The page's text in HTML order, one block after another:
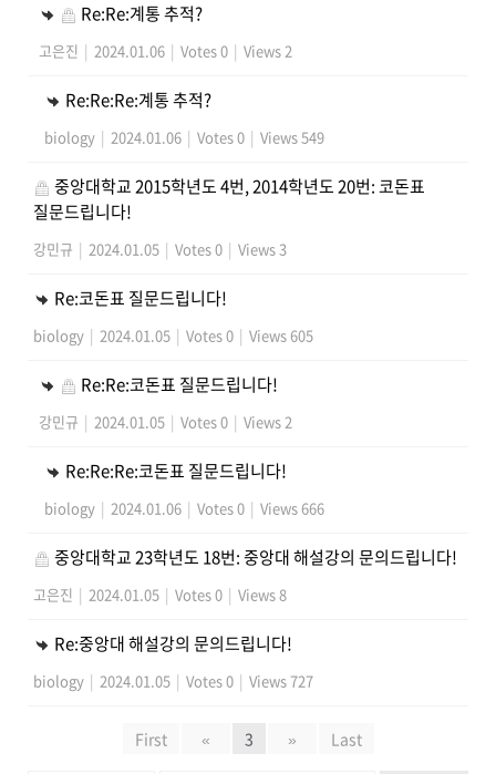
Re:Re:계통 추적?
고은진 | 2024.01.06 | Votes 0 | Views 2
Re:Re:Re:계통 추적?
biology | 2024.01.06 | Votes 0 | Views 549
중앙대학교 2015학년도 4번, 2014학년도 20번: 코돈표
질문드립니다!
강민규 | 2024.01.05 | Votes 0 | Views 3
Re:코돈표 질문드립니다!
biology | 2024.01.05 | Votes 0 | Views 605
Re:Re:코돈표 질문드립니다!
강민규 | 2024.01.05 | Votes 0 | Views 2
Re:Re:Re:코돈표 질문드립니다!
biology | 2024.01.06 | Votes 0 | Views 666
중앙대학교 23학년도 18번: 중앙대 해설강의 문의드립니다!
고은진 | 2024.01.05 | Votes 0 | Views 8
Re:중앙대 해설강의 문의드립니다!
biology | 2024.01.05 | Votes 0 | Views 727
First « 3 » Last